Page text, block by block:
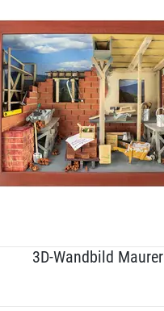
3D-Wandbild Maurer